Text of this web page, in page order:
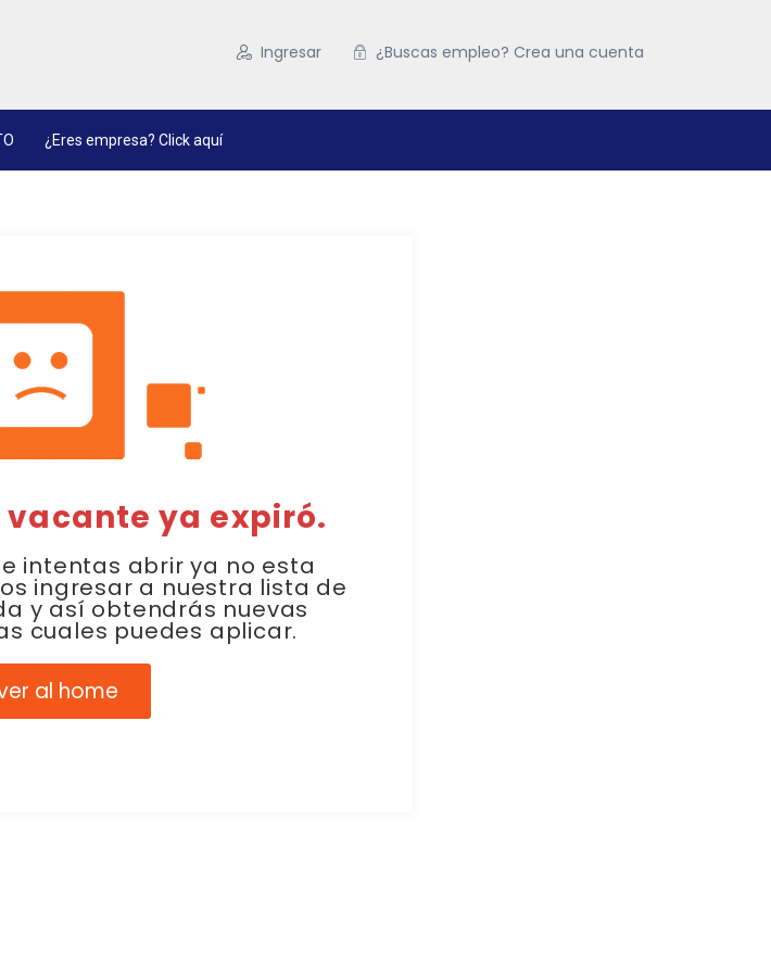
Ingresar ¿Buscas empleo? Crea una cuenta
¿Eres empresa? Click aquí
ya expiró.
intentas abrir ya no esta
ingresar a nuestra lista de
y así obtendrás nuevas
cuales puedes aplicar.
al home